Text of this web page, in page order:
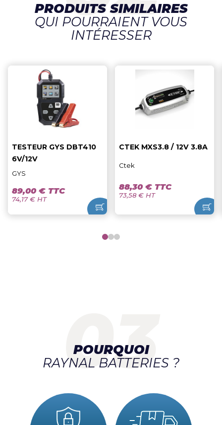
PRODUITS SIMILAIRES
QUI POURRAIENT VOUS
INTÉRESSER
TESTEUR GYS DBT410
6V/12V
GYS
89,00 € TTC
74,17 € HT
CTEK MXS3.8 / 12V 3.8A
Ctek
88,30 € TTC
73,58 € HT
POURQUOI
RAYNAL BATTERIES ?